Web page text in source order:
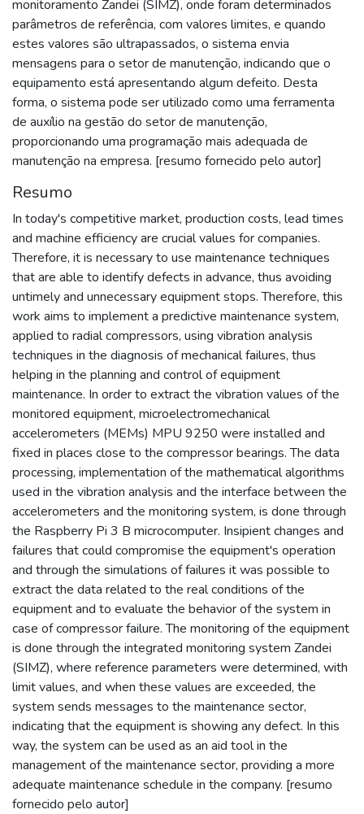
monitoramento Zandei (SIMZ), onde foram determinados
parâmetros de referência, com valores limites, e quando
estes valores são ultrapassados, o sistema envia
mensagens para o setor de manutenção, indicando que o
equipamento está apresentando algum defeito. Desta
forma, o sistema pode ser utilizado como uma ferramenta
de auxílio na gestão do setor de manutenção,
proporcionando uma programação mais adequada de
manutenção na empresa. [resumo fornecido pelo autor]
Resumo
In today's competitive market, production costs, lead times
and machine efficiency are crucial values for companies.
Therefore, it is necessary to use maintenance techniques
that are able to identify defects in advance, thus avoiding
untimely and unnecessary equipment stops. Therefore, this
work aims to implement a predictive maintenance system,
applied to radial compressors, using vibration analysis
techniques in the diagnosis of mechanical failures, thus
helping in the planning and control of equipment
maintenance. In order to extract the vibration values of the
monitored equipment, microelectromechanical
accelerometers (MEMs) MPU 9250 were installed and
fixed in places close to the compressor bearings. The data
processing, implementation of the mathematical algorithms
used in the vibration analysis and the interface between the
accelerometers and the monitoring system, is done through
the Raspberry Pi 3 B microcomputer. Insipient changes and
failures that could compromise the equipment's operation
and through the simulations of failures it was possible to
extract the data related to the real conditions of the
equipment and to evaluate the behavior of the system in
case of compressor failure. The monitoring of the equipment
is done through the integrated monitoring system Zandei
(SIMZ), where reference parameters were determined, with
limit values, and when these values are exceeded, the
system sends messages to the maintenance sector,
indicating that the equipment is showing any defect. In this
way, the system can be used as an aid tool in the
management of the maintenance sector, providing a more
adequate maintenance schedule in the company. [resumo
fornecido pelo autor]